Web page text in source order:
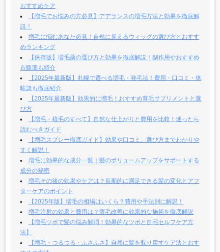
おすすめケア
【増毛でお悩みの方必見】アデランスの増毛方法と効果を徹底解
説！
増毛に悩むあなた必見！自然に見えるウィッグの選び方とおすす
めランキング
【保存版】増毛薬の選び方と効果を徹底解説！副作用やおすすめ
市販薬も紹介
【2025年最新版】札幌で選べる増毛・発毛法！費用・口コミ・体
験談も徹底紹介
【2025年最新版】効果的に増毛！おすすめ育毛サプリメントと選
び方
【増毛・植毛のすべて】自然な仕上がりと費用を比較！迷ったら
読むべきガイド
【増毛スプレー徹底ガイド】効果や口コミ、選び方までわかりや
すく解説！
増毛に効果的な成分一覧｜髪のボリュームアップをサポートする
成分の秘密
増毛その後の効果やケアは？長期的に満足できる髪の変化とアフ
ターケアのポイント
【2025年版】増毛の相場はいくら？費用や手法別に解説！
増毛注射の効果と費用は？薄毛改善に効果的な施術を徹底解説
【増毛ツボで髪の悩み解消！効果的なツボと自宅セルフケア方
法】
【増毛・つるつる・ふさふさ】自然に髪を取り戻すケア法とおす